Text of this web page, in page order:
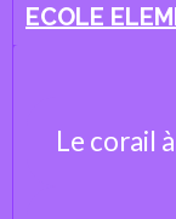
ECOLE
Le corail